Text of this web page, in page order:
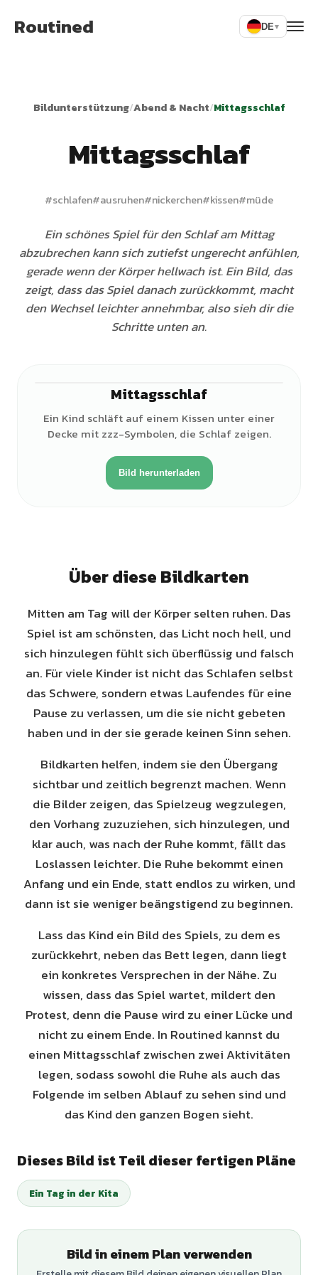
Routined DE▾
Bildunterstützung/Abend & Nacht/Mittagsschlaf
Mittagsschlaf
#schlafen#ausruhen#nickerchen#kissen#müde
Ein schönes Spiel für den Schlaf am Mittag
abzubrechen kann sich zutiefst ungerecht anfühlen,
gerade wenn der Körper hellwach ist. Ein Bild, das
zeigt, dass das Spiel danach zurückkommt, macht
den Wechsel leichter annehmbar, also sieh dir die
Schritte unten an.
Mittagsschlaf
Ein Kind schläft auf einem Kissen unter einer
Decke mit zzz-Symbolen, die Schlaf zeigen.
Bild herunterladen
Über diese Bildkarten
Mitten am Tag will der Körper selten ruhen. Das
Spiel ist am schönsten, das Licht noch hell, und
sich hinzulegen fühlt sich überflüssig und falsch
an. Für viele Kinder ist nicht das Schlafen selbst
das Schwere, sondern etwas Laufendes für eine
Pause zu verlassen, um die sie nicht gebeten
haben und in der sie gerade keinen Sinn sehen.
Bildkarten helfen, indem sie den Übergang
sichtbar und zeitlich begrenzt machen. Wenn
die Bilder zeigen, das Spielzeug wegzulegen,
den Vorhang zuzuziehen, sich hinzulegen, und
klar auch, was nach der Ruhe kommt, fällt das
Loslassen leichter. Die Ruhe bekommt einen
Anfang und ein Ende, statt endlos zu wirken, und
dann ist sie weniger beängstigend zu beginnen.
Lass das Kind ein Bild des Spiels, zu dem es
zurückkehrt, neben das Bett legen, dann liegt
ein konkretes Versprechen in der Nähe. Zu
wissen, dass das Spiel wartet, mildert den
Protest, denn die Pause wird zu einer Lücke und
nicht zu einem Ende. In Routined kannst du
einen Mittagsschlaf zwischen zwei Aktivitäten
legen, sodass sowohl die Ruhe als auch das
Folgende im selben Ablauf zu sehen sind und
das Kind den ganzen Bogen sieht.
Dieses Bild ist Teil dieser fertigen Pläne
Ein Tag in der Kita
Bild in einem Plan verwenden